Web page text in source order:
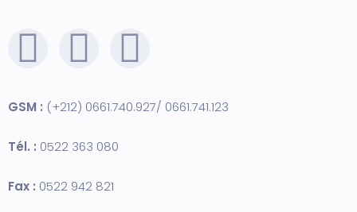
GSM : (+212) 0661.740.927/ 0661.741.123
Tél. : 0522 363 080
Fax : 0522 942 821